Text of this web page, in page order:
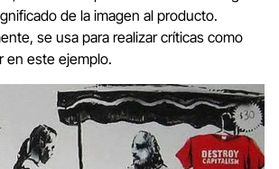
de la imagen al producto.
se usa para realizar críticas como
en este ejemplo.